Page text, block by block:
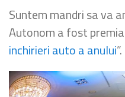
Suntem mandri sa va
Autonom a fost
inchirieri auto a anului”.